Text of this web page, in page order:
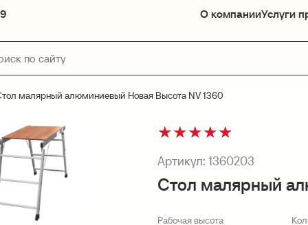
О компанииУслуги
малярный алюминиевый Новая Высота NV 1360
★★★★★
Артикул: 1360203
Стол малярный
Рабочая высота